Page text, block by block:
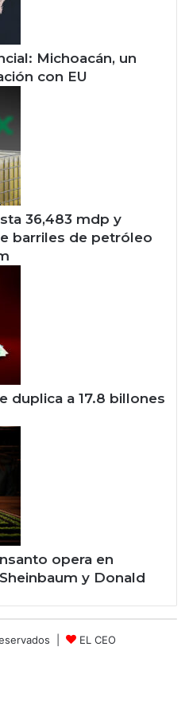
Michoacán, un
con EU
36,483 mdp y
barriles de petróleo
duplica a 17.8 billones
opera en
y Donald
|
EL CEO